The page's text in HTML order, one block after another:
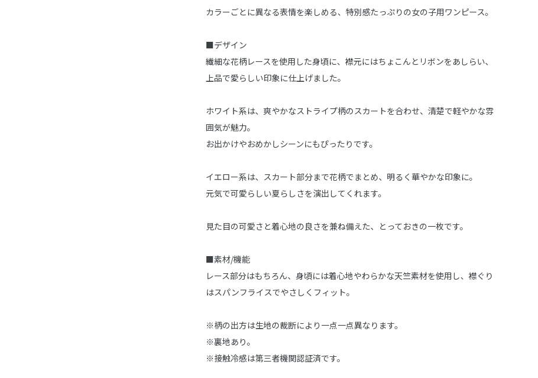
カラーごとに異なる表情を楽しめる、特別感たっぷりの女の子用ワンピース。
■デザイン
繊細な花柄レースを使用した身頃に、襟元にはちょこんとリボンをあしらい、
上品で愛らしい印象に仕上げました。
ホワイト系は、爽やかなストライプ柄のスカートを合わせ、清楚で軽やかな雰
囲気が魅力。
お出かけやおめかしシーンにもぴったりです。
イエロー系は、スカート部分まで花柄でまとめ、明るく華やかな印象に。
元気で可愛らしい夏らしさを演出してくれます。
見た目の可愛さと着心地の良さを兼ね備えた、とっておきの一枚です。
■素材/機能
レース部分はもちろん、身頃には着心地やわらかな天竺素材を使用し、襟ぐり
はスパンフライスでやさしくフィット。
※柄の出方は生地の裁断により一点一点異なります。
※裏地あり。
※接触冷感は第三者機関認証済です。